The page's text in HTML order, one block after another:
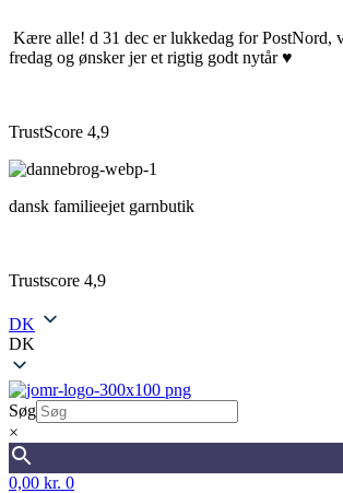
Kære alle! d 31 dec er lukkedag for PostNord,
fredag og ønsker jer et rigtig godt nytår ♥️
TrustScore 4,9
dansk familieejet garnbutik
Trustscore 4,9
DK
DK
Søg
×
0,00 kr. 0